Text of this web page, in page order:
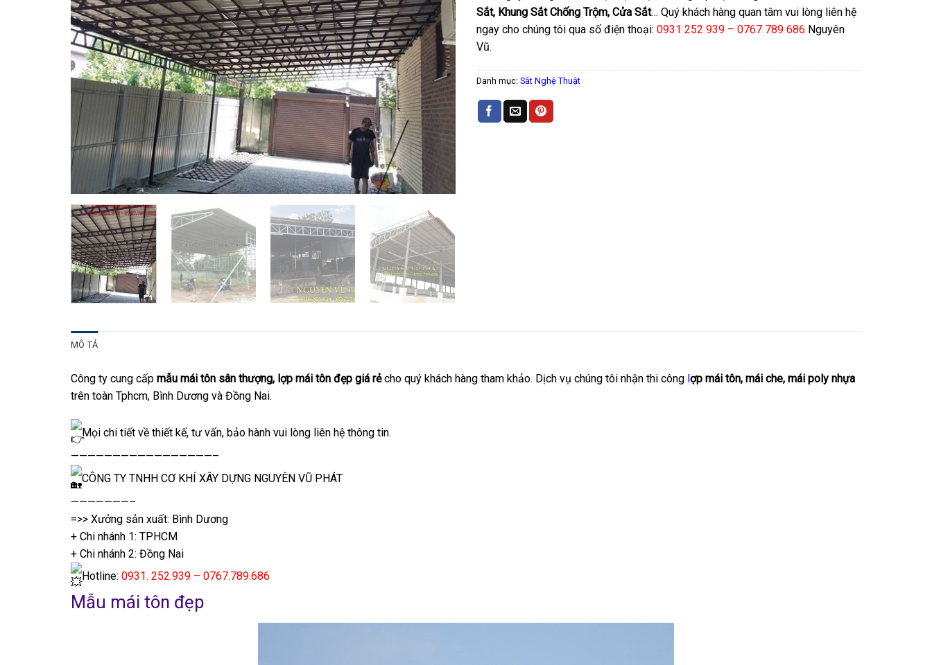
Sắt, Khung Sắt Chống Trộm, Cửa Sắt… Quý khách hàng quan tâm vui lòng liên hệ
ngay cho chúng tôi qua số điện thoại: 0931 252 939 – 0767 789 686 Nguyên
Vũ.
Danh mục: Sắt Nghệ Thuật
MÔ TẢ
Công ty cung cấp mẫu mái tôn sân thượng, lợp mái tôn đẹp giá rẻcho quý khách hàng tham khảo. Dịch vụ chúng tôi nhận thi công lợp mái tôn, mái che, mái poly nhựa
trên toàn Tphcm, Bình Dương và Đồng Nai.
Mọi chi tiết về thiết kế, tư vấn, bảo hành vui lòng liên hệ thông tin.
—————————————————–
CÔNG TY TNHH CƠ KHÍ XÂY DỰNG NGUYÊN VŨ PHÁT
———————–
=>> Xưởng sản xuất: Bình Dương
+ Chi nhánh 1: TPHCM
+ Chi nhánh 2: Đồng Nai
Hotline: 0931. 252.939 – 0767.789.686
Mẫu mái tôn đẹp